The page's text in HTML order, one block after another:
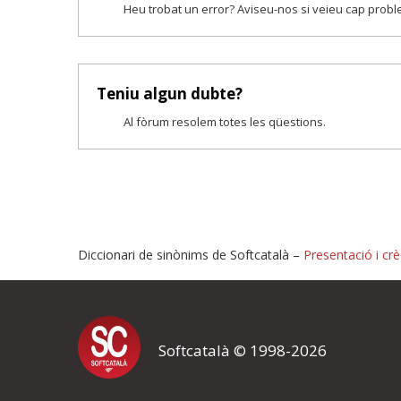
Heu trobat un error? Aviseu-nos si veieu cap
Teniu algun dubte?
Al fòrum resolem totes les qüestions.
Proposeu-nos millores
Si heu trobat un error o voleu proposar alguna millora, ompliu els
proposeu o l'error del qual voleu informar-nos.
Diccionari de sinònims de Softcatalà – Presentació i
Softcatalà © 1998-2026